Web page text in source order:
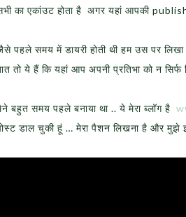
का एकांउट होता है अगर यहां आपकी
पहले समय में डायरी होती थी हम उस पर
तो ये हैं कि यहां आप अपनी प्रतिभा को न
बहुत समय पहले बनाया था .. ये मेरा ब्लॉग है
डाल चुकी हूं … मेरा पैशन लिखना है और मुझे